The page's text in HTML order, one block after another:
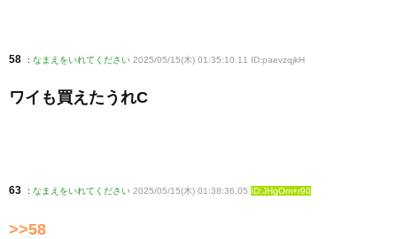
58 : なまえをいれてください 2025/05/15(木) 01:35:10.11 ID:paevzqjkH
ワイも買えたうれC
63 : なまえをいれてください 2025/05/15(木) 01:38:36.05 ID:JHgOm+r90
>>58